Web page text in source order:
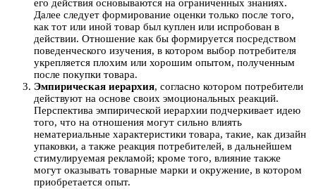
его действия основываются на ограниченных знаниях.
Далее следует формирование оценки только после того,
как тот или иной товар был куплен или испробован в
действии. Отношение как бы формируется посредством
поведенческого изучения, в котором выбор потребителя
укрепляется плохим или хорошим опытом, полученным
после покупки товара.
Эмпирическая иерархия, согласно котором потребители
действуют на основе своих эмоциональных реакций.
Перспектива эмпирической иерархии подчеркивает идею
того, что на отношения могут сильно влиять
нематериальные характеристики товара, такие, как дизайн
упаковки, а также реакция потребителей, в дальнейшем
стимулируемая рекламой; кроме того, влияние также
могут оказывать товарные марки и окружение, в котором
приобретается опыт.